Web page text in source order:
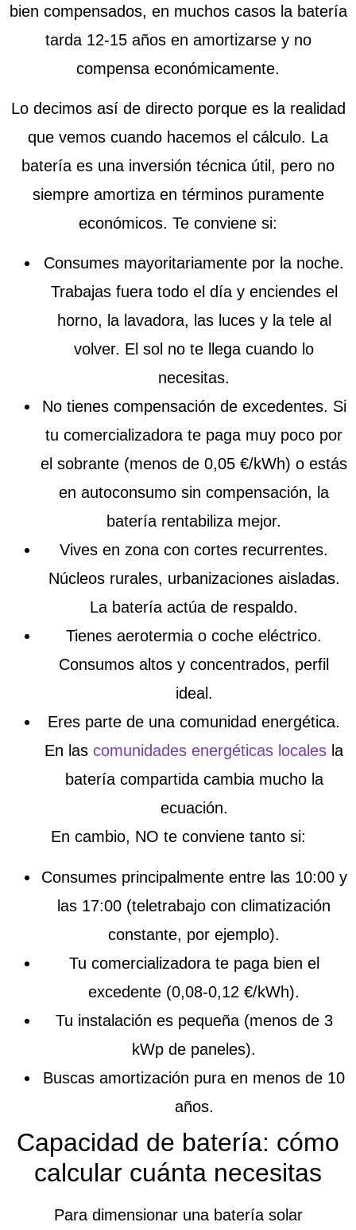
bien compensados, en muchos casos la batería
tarda 12-15 años en amortizarse y no
compensa económicamente.
Lo decimos así de directo porque es la realidad
que vemos cuando hacemos el cálculo. La
batería es una inversión técnica útil, pero no
siempre amortiza en términos puramente
económicos. Te conviene si:
Consumes mayoritariamente por la noche.
Trabajas fuera todo el día y enciendes el
horno, la lavadora, las luces y la tele al
volver. El sol no te llega cuando lo
necesitas.
No tienes compensación de excedentes. Si
tu comercializadora te paga muy poco por
el sobrante (menos de 0,05 €/kWh) o estás
en autoconsumo sin compensación, la
batería rentabiliza mejor.
Vives en zona con cortes recurrentes.
Núcleos rurales, urbanizaciones aisladas.
La batería actúa de respaldo.
Tienes aerotermia o coche eléctrico.
Consumos altos y concentrados, perfil
ideal.
Eres parte de una comunidad energética.
En las comunidades energéticas locales la
batería compartida cambia mucho la
ecuación.
En cambio, NO te conviene tanto si:
Consumes principalmente entre las 10:00 y
las 17:00 (teletrabajo con climatización
constante, por ejemplo).
Tu comercializadora te paga bien el
excedente (0,08-0,12 €/kWh).
Tu instalación es pequeña (menos de 3
kWp de paneles).
Buscas amortización pura en menos de 10
años.
Capacidad de batería: cómo
calcular cuánta necesitas
Para dimensionar una batería solar